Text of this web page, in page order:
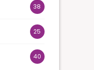
38
25
40